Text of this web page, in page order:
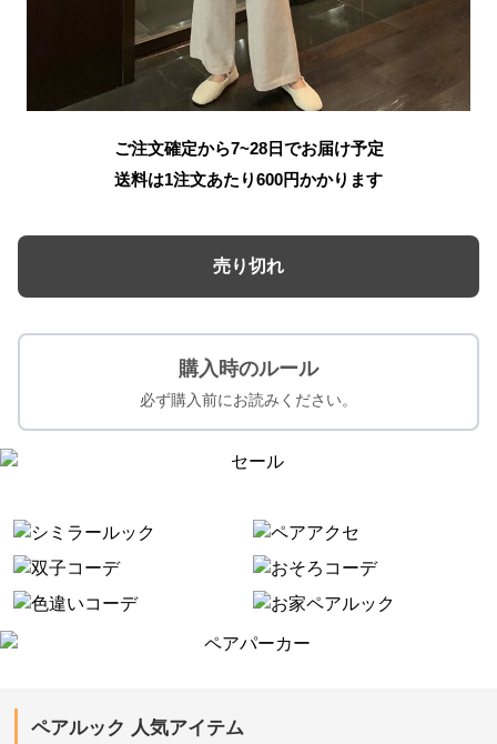
ご注文確定から7~28日でお届け予定
送料は1注文あたり600円かかります
売り切れ
購入時のルール
必ず購入前にお読みください。
ペアルック 人気アイテム